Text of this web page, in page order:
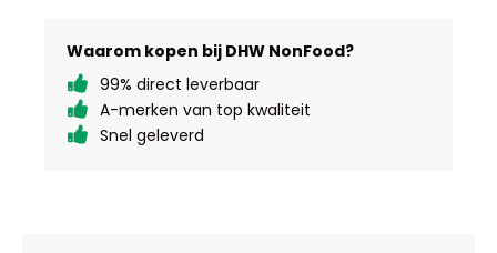
Waarom kopen bij DHW NonFood?
99% direct leverbaar
A-merken van top kwaliteit
Snel geleverd